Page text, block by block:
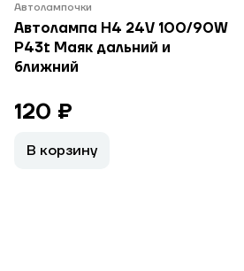
Автолампочки
Автолампа H4 24V 100/90W
P43t Маяк дальний и
ближний
120 ₽
В корзину